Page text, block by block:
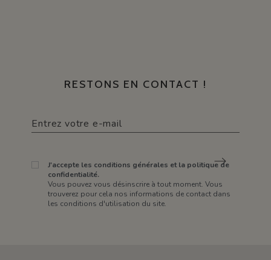
RESTONS EN CONTACT !
J'accepte les conditions générales et la politique de
confidentialité.
Vous pouvez vous désinscrire à tout moment. Vous
trouverez pour cela nos informations de contact dans
les conditions d'utilisation du site.